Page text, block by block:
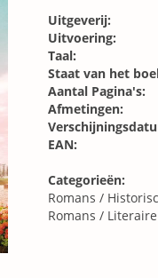
Uitgeverij:
Uitvoering:
Taal:
Staat van het
Aantal Pagina's:
Afmetingen:
EAN:
Categorieën:
Romans /
Romans /